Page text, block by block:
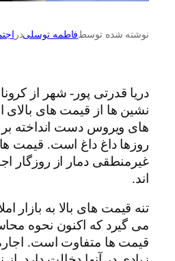
نوشته شده توسطفاطمه توسلیدر
دریا قدرتی پور- شهر از
نشین ها از قیمت های بالای
های ویروس دست انداخته بر
روزها داغ داغ است. قیمت
غیرمنطقی دمار از روزگار
اند.
تنه قیمت های بالا به بازار
می گیرد که اکنون نحوه
قیمت ها متفاوت است.